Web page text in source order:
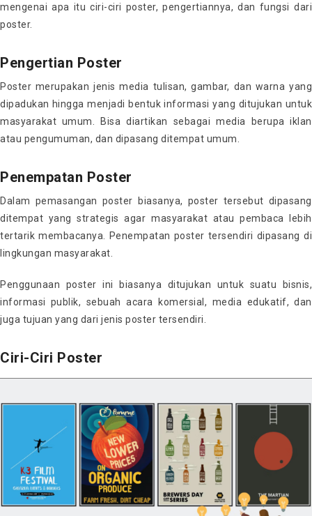
mengenai apa itu ciri-ciri poster, pengertiannya, dan fungsi dari
poster.
Pengertian Poster
Poster merupakan jenis media tulisan, gambar, dan warna yang
dipadukan hingga menjadi bentuk informasi yang ditujukan untuk
masyarakat umum. Bisa diartikan sebagai media berupa iklan
atau pengumuman, dan dipasang ditempat umum.
Penempatan Poster
Dalam pemasangan poster biasanya, poster tersebut dipasang
ditempat yang strategis agar masyarakat atau pembaca lebih
tertarik membacanya. Penempatan poster tersendiri dipasang di
lingkungan masyarakat.
Penggunaan poster ini biasanya ditujukan untuk suatu bisnis,
informasi publik, sebuah acara komersial, media edukatif, dan
juga tujuan yang dari jenis poster tersendiri.
Ciri-Ciri Poster